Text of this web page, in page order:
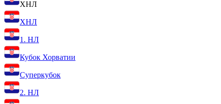
ХНЛ
ХНЛ
1. НЛ
Кубок Хорватии
Суперкубок
2. НЛ